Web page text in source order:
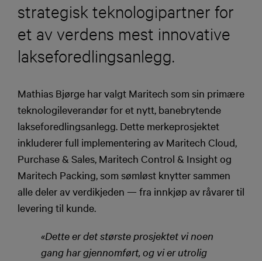
strategisk teknologipartner for
et av verdens mest innovative
lakseforedlingsanlegg.
Mathias Bjørge har valgt Maritech som sin primære
teknologileverandør for et nytt, banebrytende
lakseforedlingsanlegg. Dette merkeprosjektet
inkluderer full implementering av Maritech Cloud,
Purchase & Sales, Maritech Control & Insight og
Maritech Packing, som sømløst knytter sammen
alle deler av verdikjeden — fra innkjøp av råvarer til
levering til kunde.
«Dette er det største prosjektet vi noen
gang har gjennomført, og vi er utrolig